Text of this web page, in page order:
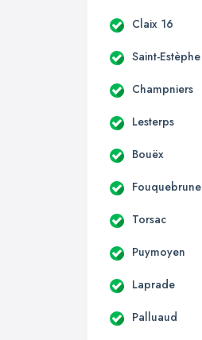
Claix 16
Saint-Estèphe
Champniers
Lesterps
Bouëx
Fouquebrune
Torsac
Puymoyen
Laprade
Palluaud